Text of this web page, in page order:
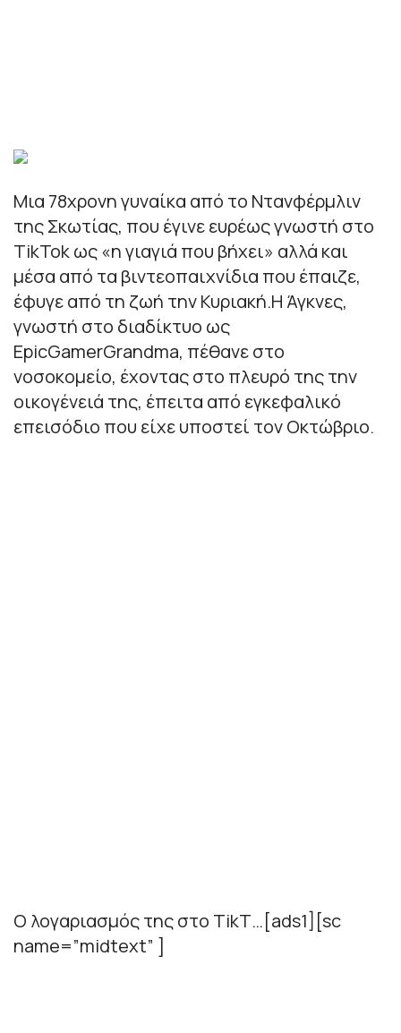
Μια 78χρονη γυναίκα από το Ντανφέρμλιν
της Σκωτίας, που έγινε ευρέως γνωστή στο
TikTok ως «η γιαγιά που βήχει» αλλά και
μέσα από τα βιντεοπαιχνίδια που έπαιζε,
έφυγε από τη ζωή την Κυριακή.Η Άγκνες,
γνωστή στο διαδίκτυο ως
EpicGamerGrandma, πέθανε στο
νοσοκομείο, έχοντας στο πλευρό της την
οικογένειά της, έπειτα από εγκεφαλικό
επεισόδιο που είχε υποστεί τον Οκτώβριο.
Ο λογαριασμός της στο TikT…[ads1][sc
name=”midtext” ]